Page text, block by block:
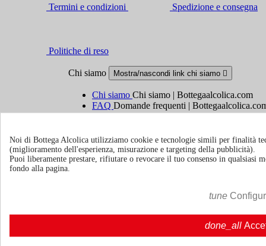
Termini e condizioni Spedizione e consegna
Politiche di reso
Chi siamo Mostra/nascondi link chi siamo 
Chi siamo Chi siamo | Bottegaalcolica.com
FAQ Domande frequenti |
Contattaci
Informazioni Mostra/nascondi link informazioni
Mostra/nascondi i link del tuo account
Noi di Bottega Alcolica utilizziamo cookie e tecnologie simili per finalità
(miglioramento dell'esperienza, misurazione e targeting della pubblicità).
Puoi liberamente prestare, rifiutare o revocare il tuo consenso in qualsiasi
fondo alla pagina.
tune
done_all